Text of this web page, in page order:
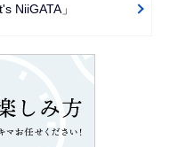
NiiGATA」